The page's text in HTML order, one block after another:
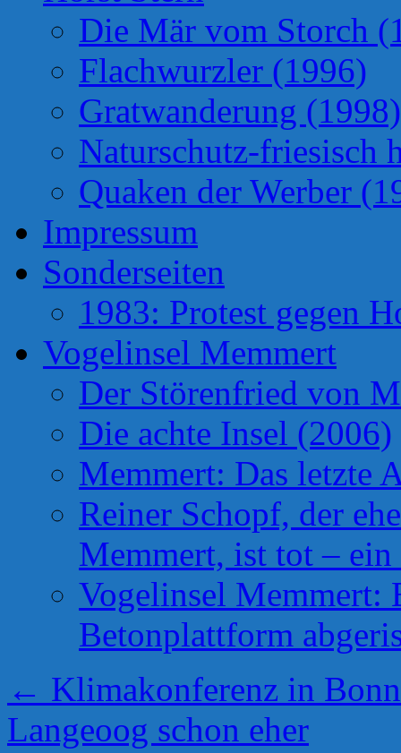
Die Mär vom Storch
Flachwurzler (1996)
Gratwanderung (1998)
Naturschutz-friesisch
Quaken der Werber
Impressum
Sonderseiten
1983: Protest gegen
Vogelinsel Memmert
Der Störenfried von
Die achte Insel (2006)
Memmert: Das letzte
Reiner Schopf, der
Memmert, ist tot –
Vogelinsel Memmert:
Betonplattform
← Klimakonferenz in
Langeoog schon eher